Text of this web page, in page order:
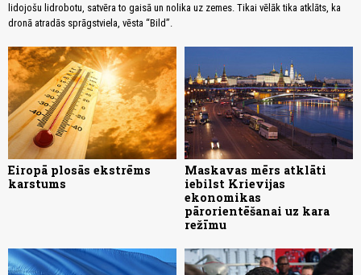
lidojošu lidrobotu, satvēra to gaisā un nolika uz zemes. Tikai vēlāk tika atklāts, ka
dronā atradās sprāgstviela, vēsta “Bild”.
Eiropā plosās ekstrēms
karstums
Maskavas mērs atklāti
iebilst Krievijas
ekonomikas
pārorientēšanai uz kara
režīmu